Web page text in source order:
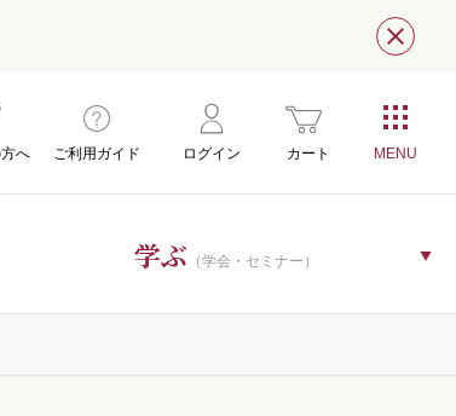
閉じ
へ ご利用ガイド ログイン カート
学ぶ （学会・セミナー）